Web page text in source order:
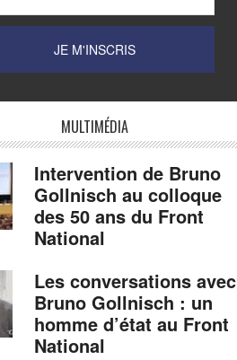
MULTIMÉDIA
Intervention de Bruno
Gollnisch au colloque
des 50 ans du Front
National
Les conversations avec
Bruno Gollnisch : un
homme d’état au Front
National